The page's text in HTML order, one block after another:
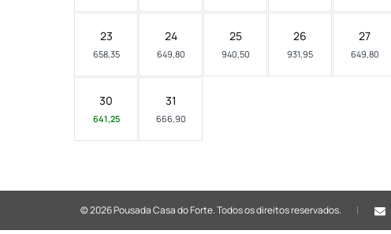
23
658,35
24
649,80
25
940,50
26
931,95
27
649,80
30
641,25
31
666,90
© 2026 Pousada Casa do Forte.Todos os direitos reservados.